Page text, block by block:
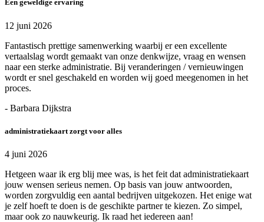
Een geweldige ervaring
12 juni 2026
Fantastisch prettige samenwerking waarbij er een excellente
vertaalslag wordt gemaakt van onze denkwijze, vraag en wensen
naar een sterke administratie. Bij veranderingen / vernieuwingen
wordt er snel geschakeld en worden wij goed meegenomen in het
proces.
- Barbara Dijkstra
administratiekaart zorgt voor alles
4 juni 2026
Hetgeen waar ik erg blij mee was, is het feit dat administratiekaart
jouw wensen serieus nemen. Op basis van jouw antwoorden,
worden zorgvuldig een aantal bedrijven uitgekozen. Het enige wat
je zelf hoeft te doen is de geschikte partner te kiezen. Zo simpel,
maar ook zo nauwkeurig. Ik raad het iedereen aan!